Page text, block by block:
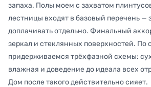
запаха. Полы моем с захватом
лестницы входят в базовый перечень —
доплачивать отдельно. Финальный
зеркал и стеклянных поверхностей. По
придерживаемся трёхфазной схемы:
влажная и доведение до идеала всех
Дом после такого действительно сияет.